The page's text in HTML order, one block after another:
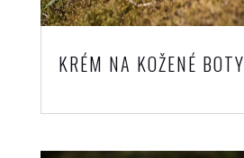
KRÉM NA KOŽENÉ BOTY